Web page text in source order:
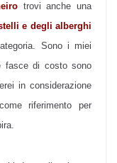
trovi anche una
e degli alberghi
Sono i miei
fasce di costo sono
in considerazione
riferimento per